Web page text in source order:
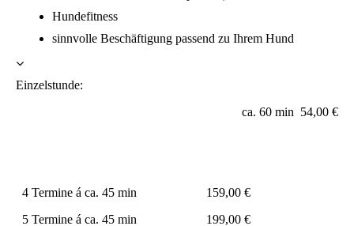
Hundefitness
sinnvolle Beschäftigung passend zu Ihrem Hund
Einzelstunde:
ca. 60 min 54,00 €
4 Termine á ca. 45 min 159,00 €
5 Termine á ca. 45 min 199,00 €